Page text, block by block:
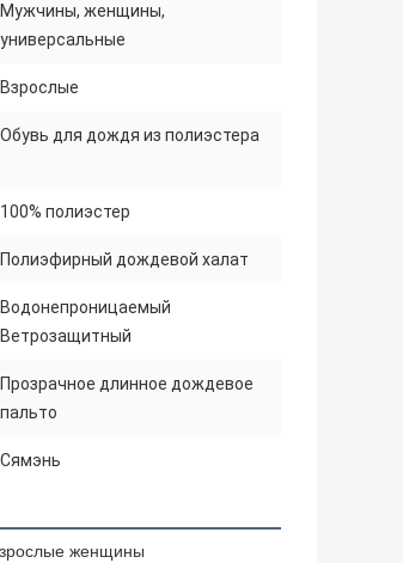
Мужчины, женщины,
универсальные
Взрослые
Обувь для дождя из полиэстера
100% полиэстер
Полиэфирный дождевой халат
Водонепроницаемый
Ветрозащитный
Прозрачное длинное дождевое
пальто
Сямэнь
женщины